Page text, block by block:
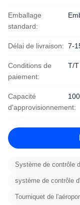
Emballage
standard:
Délai de livraison: 7-
Conditions de
paiement:
T/T
Capacité
d'approvisionnement:
Système de contrôle
système de contrôle
Tourniquet de